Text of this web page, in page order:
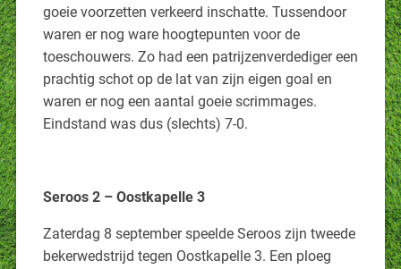
goeie voorzetten verkeerd inschatte. Tussendoor
waren er nog ware hoogtepunten voor de
toeschouwers. Zo had een patrijzenverdediger een
prachtig schot op de lat van zijn eigen goal en
waren er nog een aantal goeie scrimmages.
Eindstand was dus (slechts) 7-0.
Seroos 2 – Oostkapelle 3
Zaterdag 8 september speelde Seroos zijn tweede
bekerwedstrijd tegen Oostkapelle 3. Een ploeg